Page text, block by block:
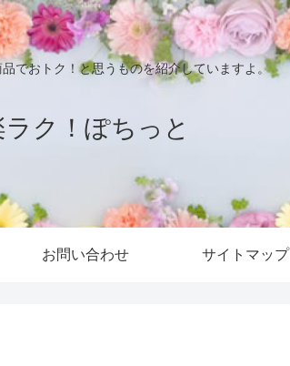
でおトク！と思うものを紹介していますよ。
ラク！ぽちっと
お問い合わせ サイトマップ